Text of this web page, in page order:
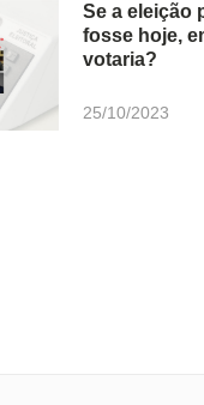
Se a eleição
fosse hoje,
votaria?
25/10/2023